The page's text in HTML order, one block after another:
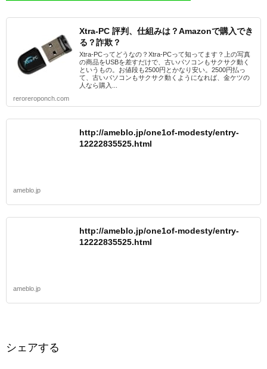
Xtra-PC 評判、仕組みは？Amazonで購入でき
る？詐欺？
Xtra-PCってどうなの？Xtra-PCって知ってます？上の写真
の商品をUSBを差すだけで、古いパソコンもサクサク動く
というもの。お値段も2500円とかなり安い。2500円払っ
て、古いパソコンもサクサク動くようになれば、金ケツの
人なら購入...
reroreroponch.com
http://ameblo.jp/one1of-modesty/entry-
12222835525.html
ameblo.jp
http://ameblo.jp/one1of-modesty/entry-
12222835525.html
ameblo.jp
シェアする